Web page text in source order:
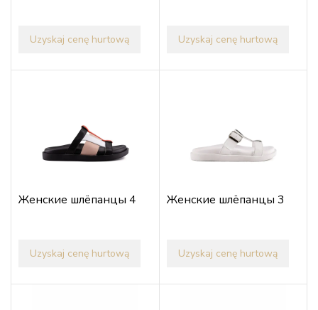
Uzyskaj cenę hurtową Uzyskaj cenę hurtową
Женские шлёпанцы 4
Uzyskaj cenę hurtową
Женские шлёпанцы 3
Uzyskaj cenę hurtową